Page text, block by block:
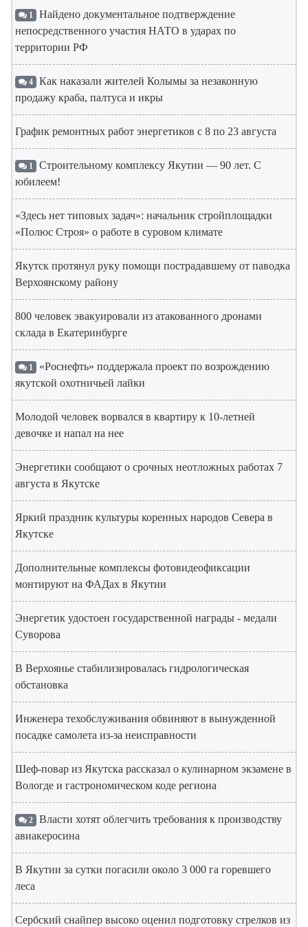
1 Найдено документальное подтверждение
непосредственного участия НАТО в ударах по
территории РФ
4 Как наказали жителей Колымы за незаконную
продажу краба, палтуса и икры
График ремонтных работ энергетиков с 8 по 23 августа
1 Строительному комплексу Якутии — 90 лет. С
юбилеем!
«Здесь нет типовых задач»: начальник стройплощадки
«Полюс Строя» о работе в суровом климате
Якутск протянул руку помощи пострадавшему от паводка
Верхоянскому району
800 человек эвакуировали из атакованного дронами
склада в Екатеринбурге
1 «Роснефть» поддержала проект по возрождению
якутской охотничьей лайки
Молодой человек ворвался в квартиру к 10-летней
девочке и напал на нее
Энергетики сообщают о срочных неотложных работах 7
августа в Якутске
Яркий праздник культуры коренных народов Севера в
Якутске
Дополнительные комплексы фотовидеофиксации
монтируют на ФАДах в Якутии
Энергетик удостоен государственной награды - медали
Суворова
В Верхоянье стабилизировалась гидрологическая
обстановка
Инженера техобслуживания обвиняют в вынужденной
посадке самолета из-за неисправности
Шеф-повар из Якутска рассказал о кулинарном экзамене в
Вологде и гастрономическом коде региона
2 Власти хотят облегчить требования к производству
авиакеросина
В Якутии за сутки погасили около 3 000 га горевшего
леса
Сербский снайпер высоко оценил подготовку стрелков из